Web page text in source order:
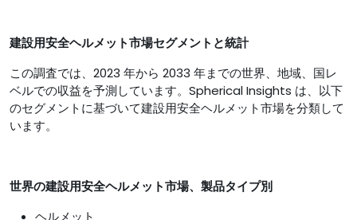
建設用安全ヘルメット市場セグメントと統計
この調査では、2023 年から 2033 年までの世界、地域、国レ
ベルでの収益を予測しています。Spherical Insights は、以下
のセグメントに基づいて建設用安全ヘルメット市場を分類して
います。
世界の建設用安全ヘルメット市場、製品タイプ別
ヘルメット